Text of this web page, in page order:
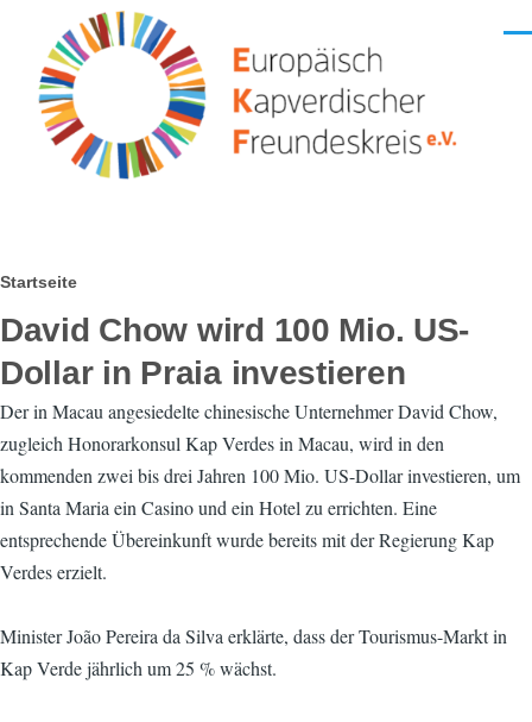
Direkt zum Inhalt
Pfadnavigation
Startseite
David Chow wird 100 Mio. US-
Dollar in Praia investieren
Der in Macau angesiedelte chinesische Unternehmer David Chow,
zugleich Honorarkonsul Kap Verdes in Macau, wird in den
kommenden zwei bis drei Jahren 100 Mio. US-Dollar investieren, um
in Santa Maria ein Casino und ein Hotel zu errichten. Eine
entsprechende Übereinkunft wurde bereits mit der Regierung Kap
Verdes erzielt.
Minister João Pereira da Silva erklärte, dass der Tourismus-Markt in
Kap Verde jährlich um 25 % wächst.